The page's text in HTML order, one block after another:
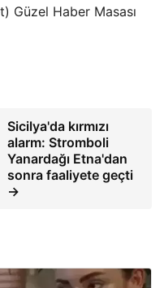
Güzel Haber Masası
Sicilya'da kırmızı
alarm: Stromboli
Yanardağı Etna'dan
sonra faaliyete geçti
→